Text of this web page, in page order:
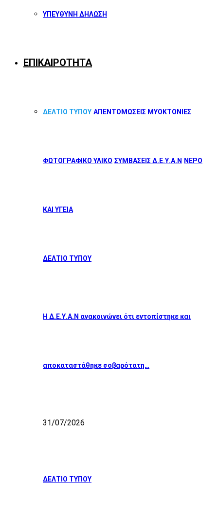
ΥΠΕΥΘΥΝΗ ΔΗΛΩΣΗ
ΕΠΙΚΑΙΡΟΤΗΤΑ
ΔΕΛΤΙΟ ΤΥΠΟΥ ΑΠΕΝΤΟΜΩΣΕΙΣ ΜΥΟΚΤΟΝΙΕΣ
ΦΩΤΟΓΡΑΦΙΚΟ ΥΛΙΚΟ ΣΥΜΒΑΣΕΙΣ Δ.Ε.Υ.Α.Ν ΝΕΡΟ
ΚΑΙ ΥΓΕΙΑ
ΔΕΛΤΙΟ ΤΥΠΟΥ
Η Δ.Ε.Υ.Α.Ν ανακοινώνει ότι εντοπίστηκε και
αποκαταστάθηκε σοβαρότατη…
31/07/2026
ΔΕΛΤΙΟ ΤΥΠΟΥ